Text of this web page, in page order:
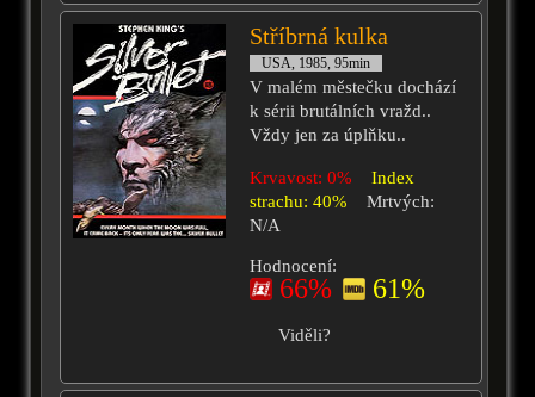
Stříbrná kulka
USA, 1985, 95min
V malém městečku dochází
k sérii brutálních vražd..
Vždy jen za úplňku..
Krvavost: 0%
Index
strachu: 40%
Mrtvých:
N/A
Hodnocení:
66% 61%
Viděli?